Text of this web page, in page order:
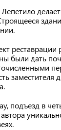
делает
были дать
подъезд в